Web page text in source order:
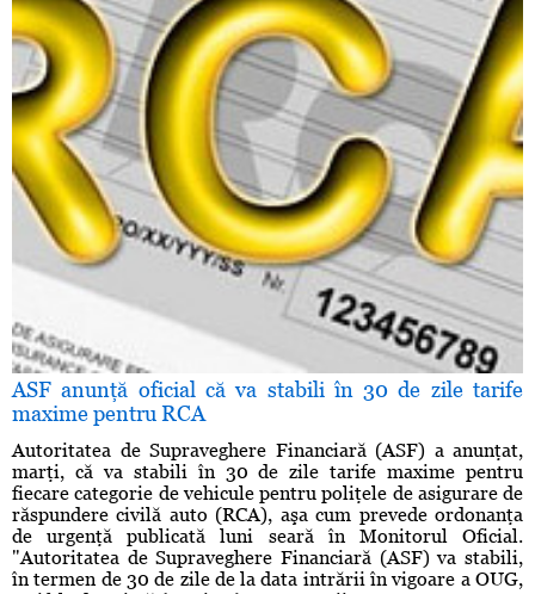
ASF anunţă oficial că va stabili în 30 de zile tarife
maxime pentru RCA
Autoritatea de Supraveghere Financiară (ASF) a anunţat,
marţi, că va stabili în 30 de zile tarife maxime pentru
fiecare categorie de vehicule pentru poliţele de asigurare de
răspundere civilă auto (RCA), aşa cum prevede ordonanţa
de urgenţă publicată luni seară în Monitorul Oficial.
"Autoritatea de Supraveghere Financiară (ASF) va stabili,
în termen de 30 de zile de la data intrării în vigoare a OUG,